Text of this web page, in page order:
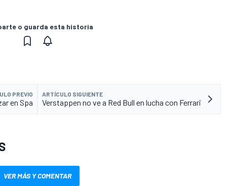
o guarda esta historia
PREVIO
en Spa
ARTÍCULO SIGUIENTE
Verstappen no ve a Red Bull en lucha con Ferrari
VER MÁS Y COMENTAR